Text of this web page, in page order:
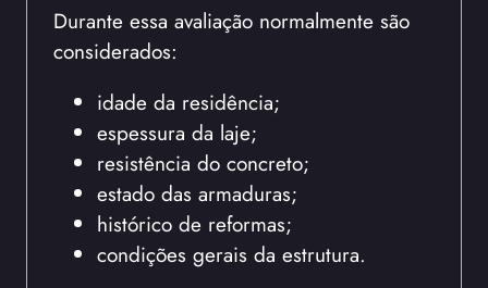
Durante essa avaliação normalmente são
considerados:
idade da residência;
espessura da laje;
resistência do concreto;
estado das armaduras;
histórico de reformas;
condições gerais da estrutura.